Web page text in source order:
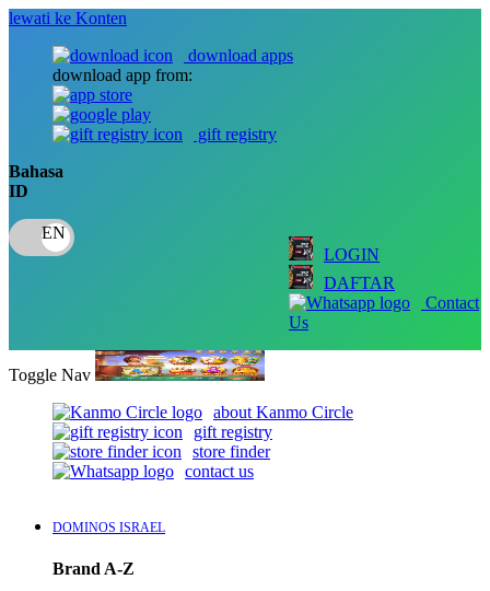
lewati ke Konten
download apps
download app from:
gift registry
Bahasa
ID
LOGIN
DAFTAR
Contact
Us
Toggle Nav
about Kanmo Circle
gift registry
store finder
contact us
DOMINOS ISRAEL
Brand A-Z